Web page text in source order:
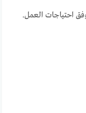
وفق احتياجات العمل.